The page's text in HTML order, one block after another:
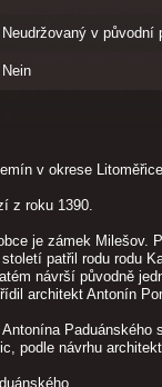
Neudržovaný v původní
Nein
v okrese
z roku 1390.
je zámek
patřil rodu rodu
návrší původně
architekt Antonín
podle návrhu